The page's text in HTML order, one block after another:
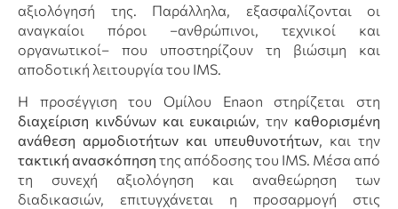
αξιολόγησή της. Παράλληλα, εξασφαλίζονται οι
αναγκαίοι πόροι –ανθρώπινοι, τεχνικοί και
οργανωτικοί– που υποστηρίζουν τη βιώσιμη και
αποδοτική λειτουργία του IMS.
Η προσέγγιση του Ομίλου Enaon στηρίζεται στη
διαχείριση κινδύνων και ευκαιριών, την καθορισμένη
ανάθεση αρμοδιοτήτων και υπευθυνοτήτων, και την
τακτική ανασκόπηση της απόδοσης του IMS. Μέσα από
τη συνεχή αξιολόγηση και αναθεώρηση των
διαδικασιών, επιτυγχάνεται η προσαρμογή στις